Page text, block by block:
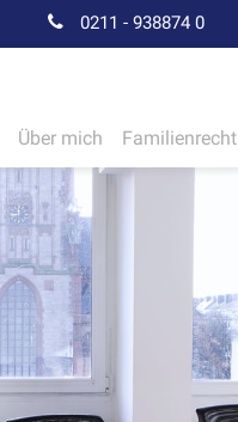
0211 - 938874 0
Über mich Familienrecht